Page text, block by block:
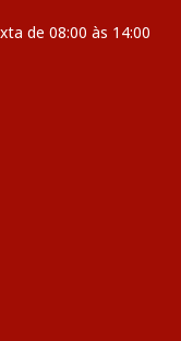
de 08:00 às 14:00